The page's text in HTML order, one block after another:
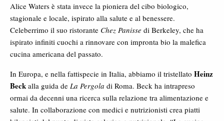
Alice Waters è stata invece la pioniera del cibo biologico,
stagionale e locale, ispirato alla salute e al benessere.
Celeberrimo il suo ristorante Chez Panisse di Berkeley, che ha
ispirato infiniti cuochi a rinnovare con impronta bio la malefica
cucina americana del passato.
In Europa, e nella fattispecie in Italia, abbiamo il tristellato Heinz
Beck alla guida de La Pergola di Roma. Beck ha intrapreso
ormai da decenni una ricerca sulla relazione tra alimentazione e
salute. In collaborazione con medici e nutrizionisti crea piatti